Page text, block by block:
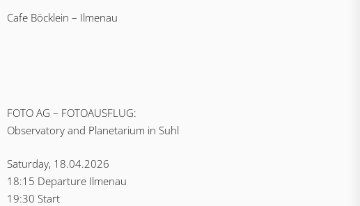
Cafe Böcklein – Ilmenau
FOTO AG – FOTOAUSFLUG:
Observatory and Planetarium in Suhl
Saturday, 18.04.2026
18:15 Departure Ilmenau
19:30 Start